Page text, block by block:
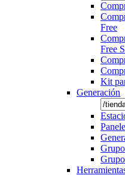
Free
Free
Kit
Generación